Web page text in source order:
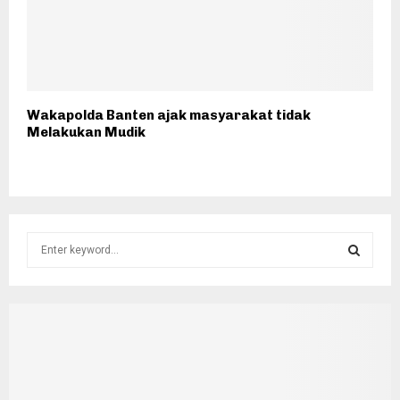
Wakapolda Banten ajak masyarakat tidak
Melakukan Mudik